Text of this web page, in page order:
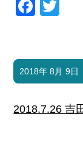
2018年 8月 9日
2018.7.26 吉